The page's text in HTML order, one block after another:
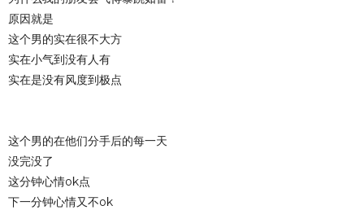
原因就是
这个男的实在很不大方
实在小气到没有人有
实在是没有风度到极点
这个男的在他们分手后的每一天
没完没了
这分钟心情ok点
下一分钟心情又不ok